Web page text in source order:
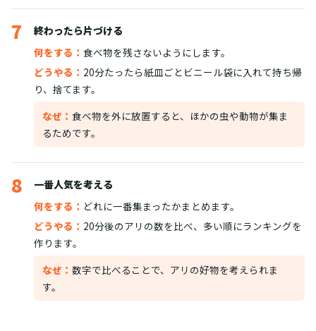
7
終わったら片づける
何をする： 食べ物を残さないようにします。
どうやる： 20分たったら紙皿ごとビニール袋に入れて持ち帰
り、捨てます。
なぜ： 食べ物を外に放置すると、ほかの虫や動物が集ま
るためです。
8
一番人気を考える
何をする： どれに一番集まったかまとめます。
どうやる： 20分後のアリの数を比べ、多い順にランキングを
作ります。
なぜ： 数字で比べることで、アリの好物を考えられま
す。